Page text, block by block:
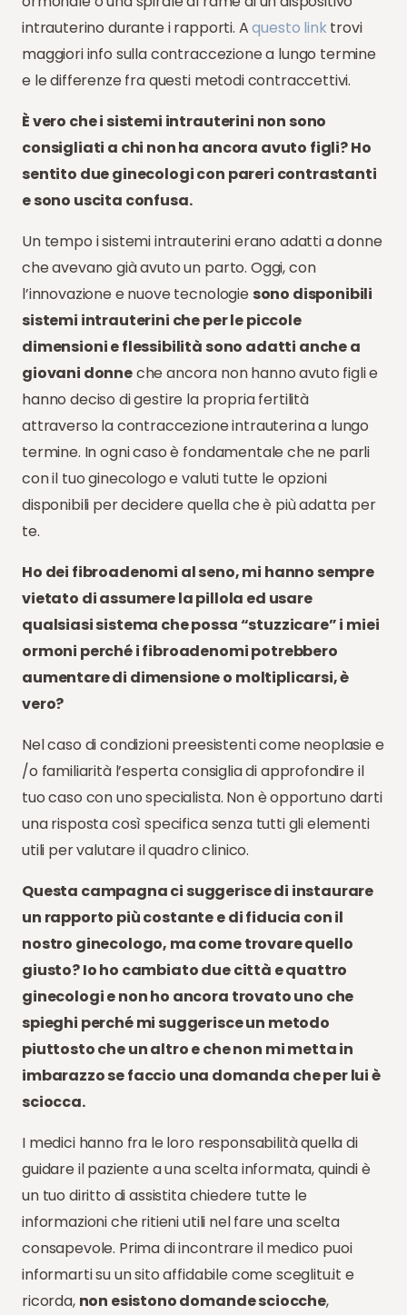
intrauterino durante i rapporti. Aquesto link trovi
maggiori info sulla contraccezione a lungo termine
e le differenze fra questi metodi contraccettivi.
È vero che i sistemi intrauterini non sono
consigliati a chi non ha ancora avuto figli? Ho
sentito due ginecologi con pareri contrastanti
e sono uscita confusa.
Un tempo i sistemi intrauterini erano adatti a donne
che avevano già avuto un parto. Oggi, con
l’innovazione e nuove tecnologie sono disponibili
sistemi intrauterini che per le piccole
dimensioni e flessibilità sono adatti anche a
giovani donneche ancora non hanno avuto figli e
hanno deciso di gestire la propria fertilità
attraverso la contraccezione intrauterina a lungo
termine. In ogni caso è fondamentale che ne parli
con il tuo ginecologo e valuti tutte le opzioni
disponibili per decidere quella che è più adatta per
te.
Ho dei fibroadenomi al seno, mi hanno sempre
vietato di assumere la pillola ed usare
qualsiasi sistema che possa “stuzzicare” i miei
ormoni perché i fibroadenomi potrebbero
aumentare di dimensione o moltiplicarsi, è
vero?
Nel caso di condizioni preesistenti come neoplasie e
/o familiarità l’esperta consiglia di approfondire il
tuo caso con uno specialista. Non è opportuno darti
una risposta così specifica senza tutti gli elementi
utili per valutare il quadro clinico.
Questa campagna ci suggerisce di instaurare
un rapporto più costante e di fiducia con il
nostro ginecologo, ma come trovare quello
giusto? Io ho cambiato due città e quattro
ginecologi e non ho ancora trovato uno che
spieghi perché mi suggerisce un metodo
piuttosto che un altro e che non mi metta in
imbarazzo se faccio una domanda che per lui è
sciocca.
I medici hanno fra le loro responsabilità quella di
guidare il paziente a una scelta informata, quindi è
un tuo diritto di assistita chiedere tutte le
informazioni che ritieni utili nel fare una scelta
consapevole. Prima di incontrare il medico puoi
informarti su un sito affidabile come sceglitu.it e
ricorda, non esistono domande sciocche,